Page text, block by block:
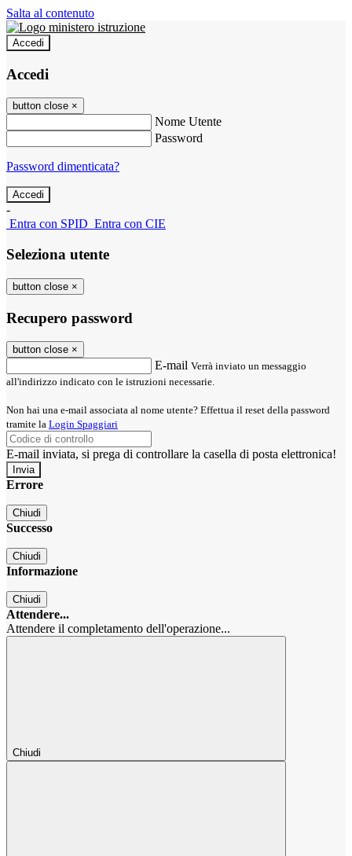
Salta al contenuto
Accedi
Accedi
button close ×
Nome Utente
Password
Password dimenticata?
-
Entra con SPID Entra con CIE
Seleziona utente
button close ×
Recupero password
button close ×
E-mail Verrà inviato un messaggio
all'indirizzo indicato con le istruzioni necessarie.
Non hai una e-mail associata al nome utente? Effettua il reset della password
tramite la Login Spaggiari
E-mail inviata, si prega di controllare la casella di posta elettronica!
Errore
Chiudi
Successo
Chiudi
Informazione
Chiudi
Attendere...
Attendere il completamento dell'operazione...
Chiudi